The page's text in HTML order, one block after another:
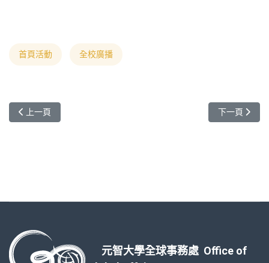
首頁活動 全校廣播
上一篇文章: 【轉知】「2024年度日本國際交流基金會經費資助計
上一頁 下一篇文章: [
下一頁
元智大學全球事務處 Office of